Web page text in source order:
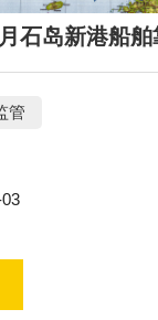
石岛新港船
管